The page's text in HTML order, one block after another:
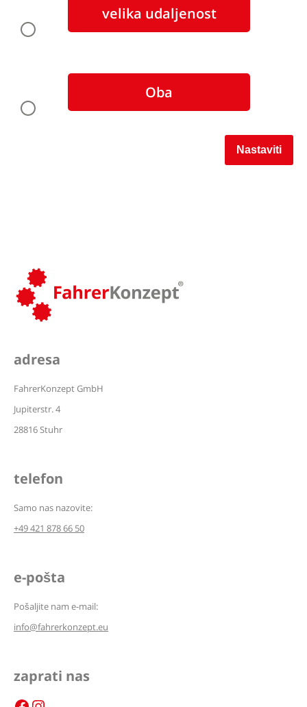
velika udaljenost
Oba
Nastaviti
adresa
FahrerKonzept GmbH
Jupiterstr. 4
28816 Stuhr
telefon
Samo nas nazovite:
+49 421 878 66 50
e-pošta
Pošaljite nam e-mail:
info@fahrerkonzept.eu
zaprati nas